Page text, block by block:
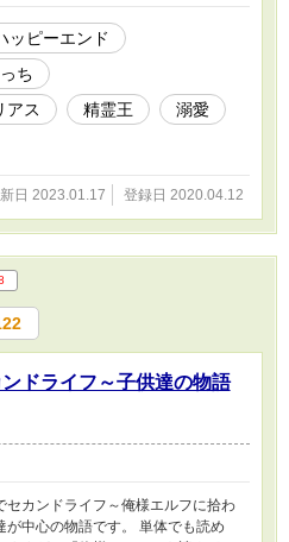
憶があり生活を続けるのに困らな
えられなかった隠しキャラ攻略ル
頑張りますが、なんかいろいろゲ
設定やキャラの登場で、自分が
離れていくのに、本編通りに進む
。 これで本当に大好きなあの人
か？！ ・・・と思ってたらとあ
前向きで一直線で体当たりなヒ
らも楽しく一生懸命ツッコみながら
25追記】 ・ムーンライトノベルズ
更してませんが文章を加筆修正して
※後半になり
*」がついています。 ご注意くだ
ッピーエンド
ち
アス
精霊王
溺愛
日 2023.01.17 登録日 2020.04.12
ドライフ～子供達の物語
セカンドライフ～俺様エルフに拾わ
中心の物語です。 単体でも読め